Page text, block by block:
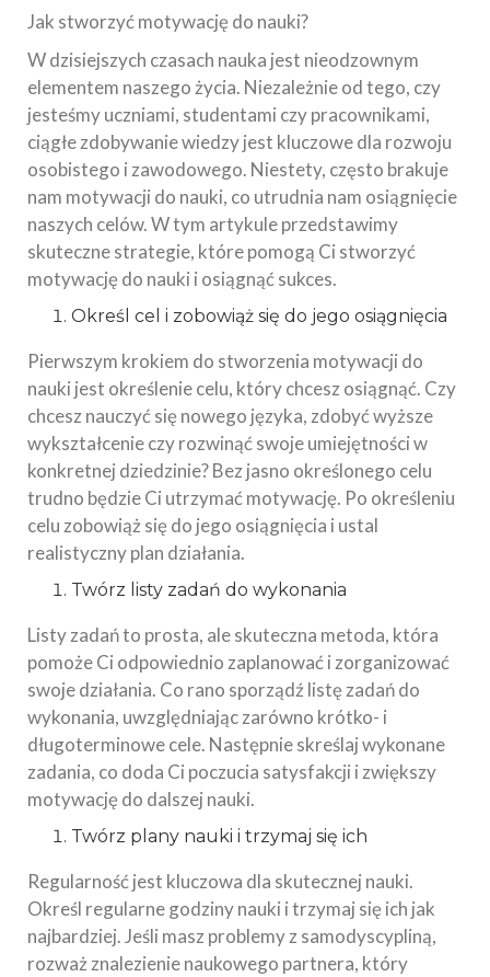
Jak stworzyć motywację do nauki?
W dzisiejszych czasach nauka jest nieodzownym
elementem naszego życia. Niezależnie od tego, czy
jesteśmy uczniami, studentami czy pracownikami,
ciągłe zdobywanie wiedzy jest kluczowe dla rozwoju
osobistego i zawodowego. Niestety, często brakuje
nam motywacji do nauki, co utrudnia nam osiągnięcie
naszych celów. W tym artykule przedstawimy
skuteczne strategie, które pomogą Ci stworzyć
motywację do nauki i osiągnąć sukces.
Określ cel i zobowiąż się do jego osiągnięcia
Pierwszym krokiem do stworzenia motywacji do
nauki jest określenie celu, który chcesz osiągnąć. Czy
chcesz nauczyć się nowego języka, zdobyć wyższe
wykształcenie czy rozwinąć swoje umiejętności w
konkretnej dziedzinie? Bez jasno określonego celu
trudno będzie Ci utrzymać motywację. Po określeniu
celu zobowiąż się do jego osiągnięcia i ustal
realistyczny plan działania.
Twórz listy zadań do wykonania
Listy zadań to prosta, ale skuteczna metoda, która
pomoże Ci odpowiednio zaplanować i zorganizować
swoje działania. Co rano sporządź listę zadań do
wykonania, uwzględniając zarówno krótko- i
długoterminowe cele. Następnie skreślaj wykonane
zadania, co doda Ci poczucia satysfakcji i zwiększy
motywację do dalszej nauki.
Twórz plany nauki i trzymaj się ich
Regularność jest kluczowa dla skutecznej nauki.
Określ regularne godziny nauki i trzymaj się ich jak
najbardziej. Jeśli masz problemy z samodyscypliną,
rozważ znalezienie naukowego partnera, który